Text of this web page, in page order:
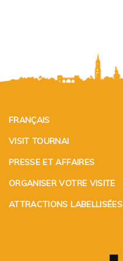
FRANÇAIS
VISIT TOURNAI
PRESSE ET AFFAIRES
ORGANISER VOTRE VISITE
ATTRACTIONS LABELLISÉES